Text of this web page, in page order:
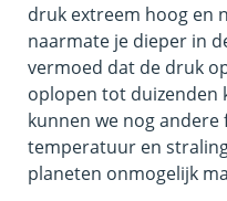
druk extreem hoog en
naarmate je dieper in
vermoed dat de druk
oplopen tot duizenden
kunnen we nog
temperatuur en
planeten onmogelijk